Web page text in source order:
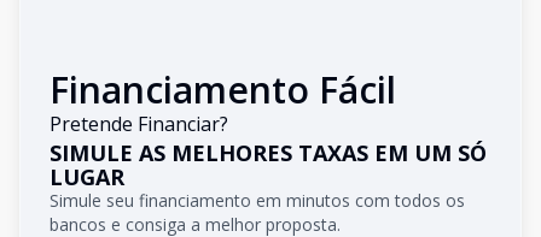
Financiamento Fácil
Pretende Financiar?
SIMULE AS MELHORES TAXAS EM UM SÓ
LUGAR
Simule seu financiamento em minutos com todos os
bancos e consiga a melhor proposta.